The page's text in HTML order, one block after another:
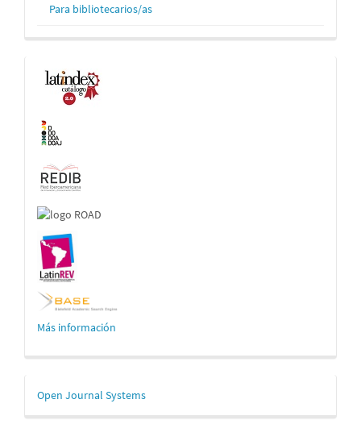
Para bibliotecarios/as
Indexaciones
Más información
Desarrollado
por
Open Journal Systems